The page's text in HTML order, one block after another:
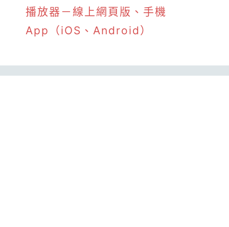
播放器－線上網頁版、手機
App（iOS、Android）